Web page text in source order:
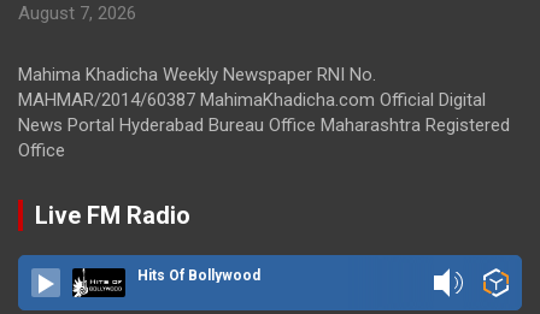
August 7, 2026
Mahima Khadicha Weekly Newspaper RNI No.
MAHMAR/2014/60387 MahimaKhadicha.com Official Digital
News Portal Hyderabad Bureau Office Maharashtra Registered
Office
Live FM Radio
Hits Of Bollywood